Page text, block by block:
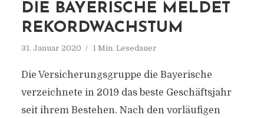
DIE BAYERISCHE MELDET
REKORDWACHSTUM
31. Januar 2020 1 Min. Lesedauer
Die Versicherungsgruppe die Bayerische
verzeichnete in 2019 das beste Geschäftsjahr
seit ihrem Bestehen. Nach den vorläufigen